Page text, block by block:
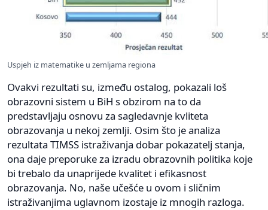
Uspjeh iz matematike u zemljama regiona
Ovakvi rezultati su, između ostalog, pokazali loš
obrazovni sistem u BiH s obzirom na to da
predstavljaju osnovu za sagledavnje kvliteta
obrazovanja u nekoj zemlji. Osim što je analiza
rezultata TIMSS istraživanja dobar pokazatelj stanja,
ona daje preporuke za izradu obrazovnih politika koje
bi trebalo da unaprijede kvalitet i efikasnost
obrazovanja. No, naše učešće u ovom i sličnim
istraživanjima uglavnom izostaje iz mnogih razloga.